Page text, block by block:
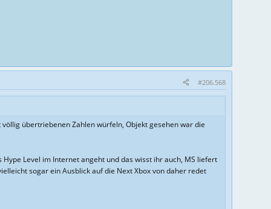
#206.568
übertriebenen Zahlen würfeln, Objekt gesehen war die
Level im Internet angeht und das wisst ihr auch, MS liefert
sogar ein Ausblick auf die Next Xbox von daher redet